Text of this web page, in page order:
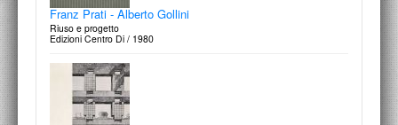
Argos Edizioni / 1992
Franz Prati - Alberto Gollini
Riuso e progetto
Edizioni Centro Di / 1980